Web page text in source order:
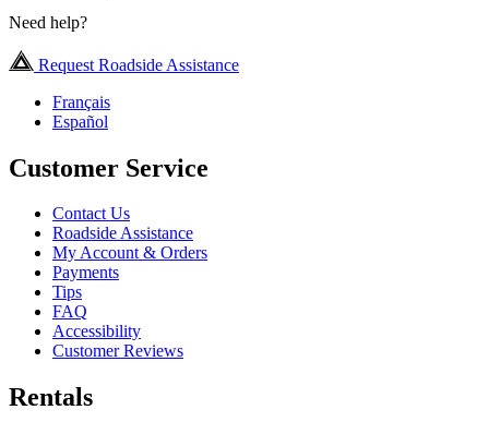
Need help?
Request Roadside Assistance
Français
Español
Customer Service
Contact Us
Roadside Assistance
My Account & Orders
Payments
Tips
FAQ
Accessibility
Customer Reviews
Rentals